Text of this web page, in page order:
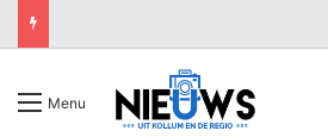
Menu